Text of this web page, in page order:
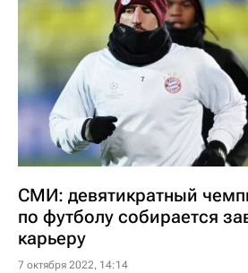
СМИ: девятикратный
по футболу собирается
карьеру
7 октября 2022, 14:14